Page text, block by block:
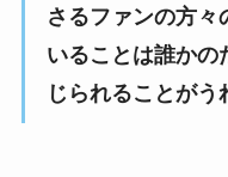
さるファンの方々
いることは誰かの
じられることがう